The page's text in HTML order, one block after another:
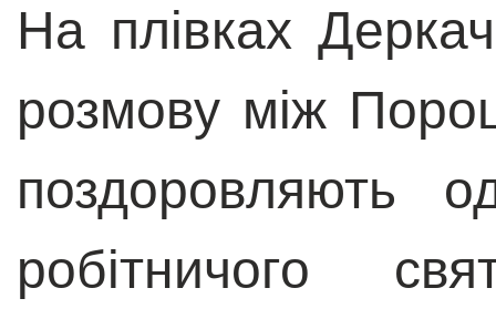
На плівках
розмову між
поздоровляють
робітничого